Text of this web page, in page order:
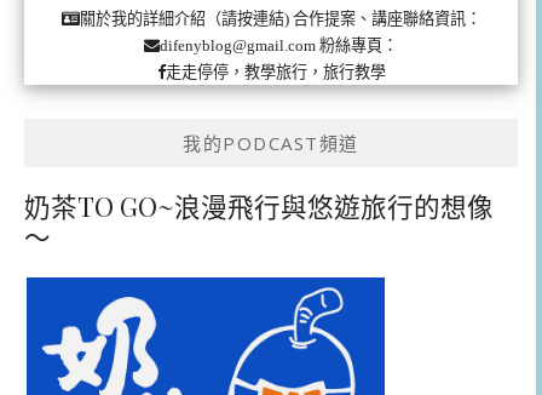
關於我的詳細介紹（請按連結)合作提案、講座聯絡資訊：
difenyblog@gmail.com 粉絲專頁：
走走停停，教學旅行，旅行教學
我的PODCAST頻道
奶茶TO GO~浪漫飛行與悠遊旅行的想像
～